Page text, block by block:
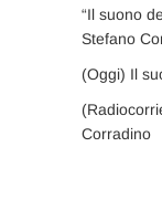
“Il suono
Stefano
(Oggi) Il
Corradino